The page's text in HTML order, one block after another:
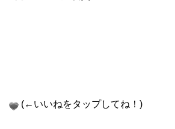
(←いいねをタップしてね！)